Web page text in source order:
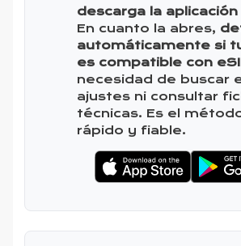
descarga la aplicación
En cuanto la abres,
automáticamente si
es compatible con
necesidad de buscar
ajustes ni consultar
técnicas. Es el
rápido y fiable.